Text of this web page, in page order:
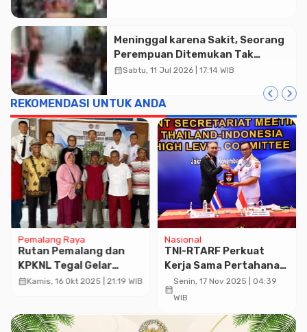
Meninggal karena Sakit, Seorang
Perempuan Ditemukan Tak
Bernyawa di Rumah Warga
calendar_monthSabtu, 11 Jul 2026 | 17:14 WIB
REKOMENDASI UNTUK ANDA
Pemalang Raya
Rutan Pemalang dan
KPKNL Tegal Gelar
Sosialisasi
calendar_monthKamis, 16 Okt 2025 | 21:19 WIB
Nasional
TNI-RTARF Perkuat
Kerja Sama Pertahanan
Melalui JSM Ke-11 HLC
THAINESIA
calendar_month
Senin, 17 Nov 2025 | 04:39
WIB